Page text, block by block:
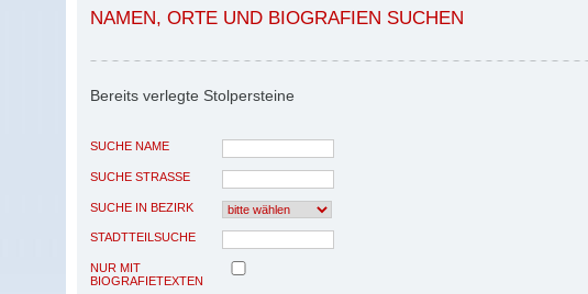
NAMEN, ORTE UND BIOGRAFIEN SUCHEN
Bereits verlegte Stolpersteine
SUCHE NAME
SUCHE STRASSE
SUCHE IN BEZIRK
STADTTEILSUCHE
NUR MIT
BIOGRAFIETEXTEN